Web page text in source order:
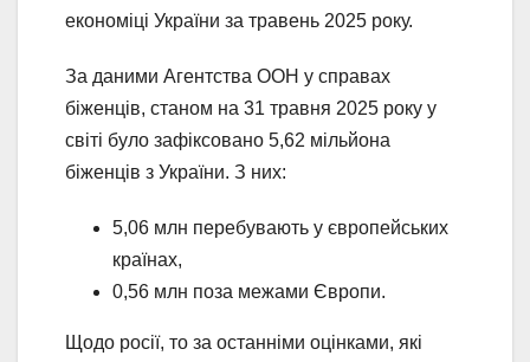
економіці України за травень 2025 року.
За даними Агентства ООН у справах
біженців, станом на 31 травня 2025 року у
світі було зафіксовано 5,62 мільйона
біженців з України. З них:
5,06 млн перебувають у європейських
країнах,
0,56 млн поза межами Європи.
Щодо росії, то за останніми оцінками, які